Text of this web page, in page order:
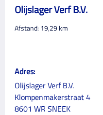
Olijslager Verf B.V.
Afstand: 19,29km
Adres:
Olijslager Verf B.V.
Klompenmakerstraat 4
8601 WR SNEEK